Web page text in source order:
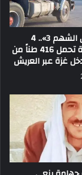
ضمن «الفارس الشهم 3».. 4
قوافل إماراتية تحمل 416 طناً من
غزة عبر العريش